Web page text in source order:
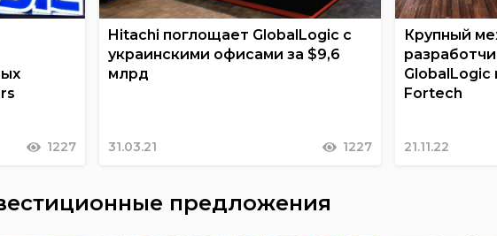
1227
Hitachi поглощает GlobalLogic с
украинскими офисами за $9,6
млрд
31.03.21 1227
Крупный
GlobalLogic
Fortech
21.11.22
предложения